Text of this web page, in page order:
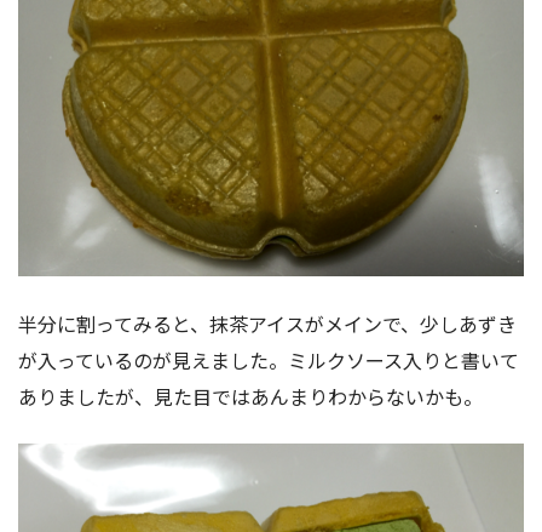
半分に割ってみると、抹茶アイスがメインで、少しあずき
が入っているのが見えました。ミルクソース入りと書いて
ありましたが、見た目ではあんまりわからないかも。